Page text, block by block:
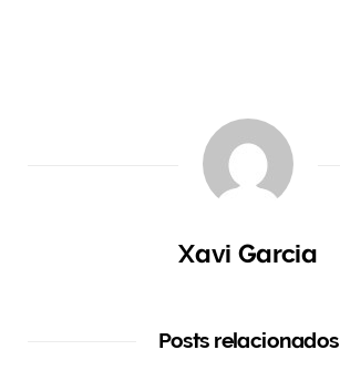
Xavi Garcia
Posts relacionados